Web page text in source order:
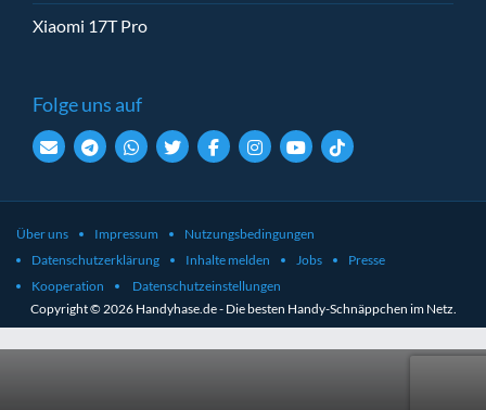
Xiaomi 17T Pro
Folge uns auf
Über uns Impressum
Nutzungsbedingungen
Datenschutzerklärung
Inhalte melden Jobs
Presse
Kooperation
Datenschutzeinstellungen
Copyright © 2026 Handyhase.de - Die besten Handy-Schnäppchen im Netz.